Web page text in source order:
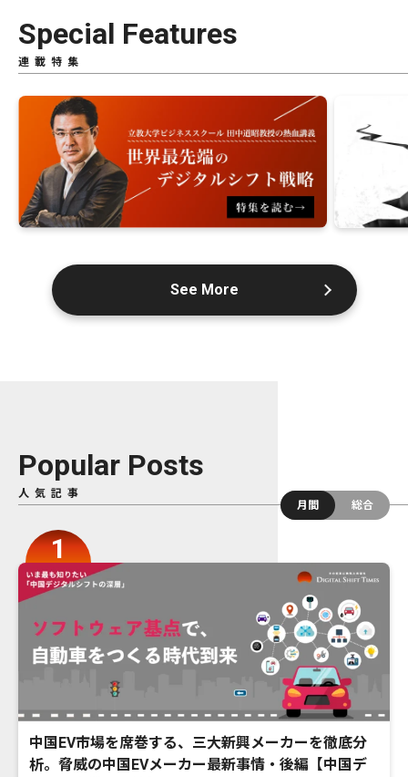
Special Features
連載特集
See More
Popular Posts
人気記事
月間
総合
中国EV市場を席巻する、三大新興メーカーを徹底分
析。脅威の中国EVメーカー最新事情・後編【中国デ